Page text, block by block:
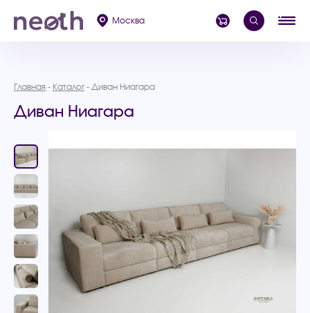
Москва
Главная Каталог Диван Ниагара
Диван Ниагара